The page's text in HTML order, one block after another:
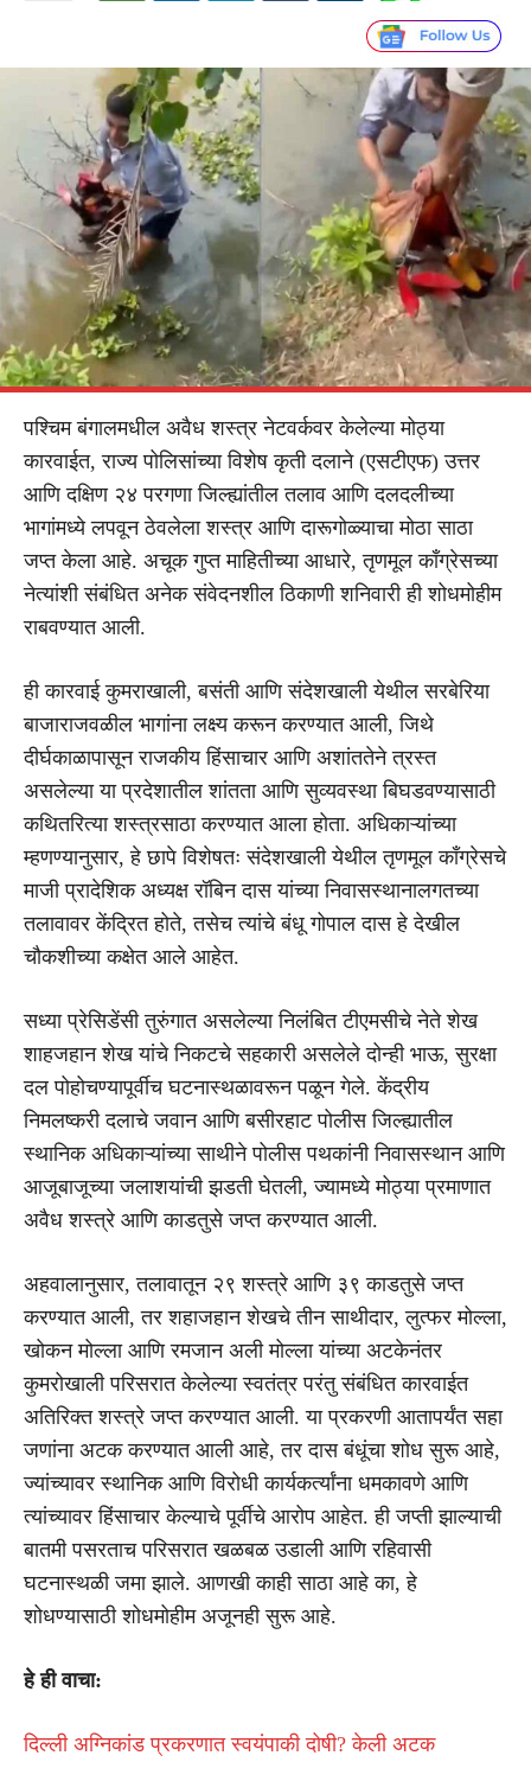
पश्चिम बंगालमधील अवैध शस्त्र नेटवर्कवर केलेल्या मोठ्या
कारवाईत, राज्य पोलिसांच्या विशेष कृती दलाने (एसटीएफ) उत्तर
आणि दक्षिण २४ परगणा जिल्ह्यांतील तलाव आणि दलदलीच्या
भागांमध्ये लपवून ठेवलेला शस्त्र आणि दारूगोळ्याचा मोठा साठा
जप्त केला आहे. अचूक गुप्त माहितीच्या आधारे, तृणमूल काँग्रेसच्या
नेत्यांशी संबंधित अनेक संवेदनशील ठिकाणी शनिवारी ही शोधमोहीम
राबवण्यात आली.
ही कारवाई कुमराखाली, बसंती आणि संदेशखाली येथील सरबेरिया
बाजाराजवळील भागांना लक्ष्य करून करण्यात आली, जिथे
दीर्घकाळापासून राजकीय हिंसाचार आणि अशांततेने त्रस्त
असलेल्या या प्रदेशातील शांतता आणि सुव्यवस्था बिघडवण्यासाठी
कथितरित्या शस्त्रसाठा करण्यात आला होता. अधिकाऱ्यांच्या
म्हणण्यानुसार, हे छापे विशेषतः संदेशखाली येथील तृणमूल काँग्रेसचे
माजी प्रादेशिक अध्यक्ष रॉबिन दास यांच्या निवासस्थानालगतच्या
तलावावर केंद्रित होते, तसेच त्यांचे बंधू गोपाल दास हे देखील
चौकशीच्या कक्षेत आले आहेत.
सध्या प्रेसिडेंसी तुरुंगात असलेल्या निलंबित टीएमसीचे नेते शेख
शाहजहान शेख यांचे निकटचे सहकारी असलेले दोन्ही भाऊ, सुरक्षा
दल पोहोचण्यापूर्वीच घटनास्थळावरून पळून गेले. केंद्रीय
निमलष्करी दलाचे जवान आणि बसीरहाट पोलीस जिल्ह्यातील
स्थानिक अधिकाऱ्यांच्या साथीने पोलीस पथकांनी निवासस्थान आणि
आजूबाजूच्या जलाशयांची झडती घेतली, ज्यामध्ये मोठ्या प्रमाणात
अवैध शस्त्रे आणि काडतुसे जप्त करण्यात आली.
अहवालानुसार, तलावातून २९ शस्त्रे आणि ३९ काडतुसे जप्त
करण्यात आली, तर शहाजहान शेखचे तीन साथीदार, लुत्फर मोल्ला,
खोकन मोल्ला आणि रमजान अली मोल्ला यांच्या अटकेनंतर
कुमरोखाली परिसरात केलेल्या स्वतंत्र परंतु संबंधित कारवाईत
अतिरिक्त शस्त्रे जप्त करण्यात आली. या प्रकरणी आतापर्यंत सहा
जणांना अटक करण्यात आली आहे, तर दास बंधूंचा शोध सुरू आहे,
ज्यांच्यावर स्थानिक आणि विरोधी कार्यकर्त्यांना धमकावणे आणि
त्यांच्यावर हिंसाचार केल्याचे पूर्वीचे आरोप आहेत. ही जप्ती झाल्याची
बातमी पसरताच परिसरात खळबळ उडाली आणि रहिवासी
घटनास्थळी जमा झाले. आणखी काही साठा आहे का, हे
शोधण्यासाठी शोधमोहीम अजूनही सुरू आहे.
हे ही वाचा:
दिल्ली अग्निकांड प्रकरणात स्वयंपाकी दोषी? केली अटक